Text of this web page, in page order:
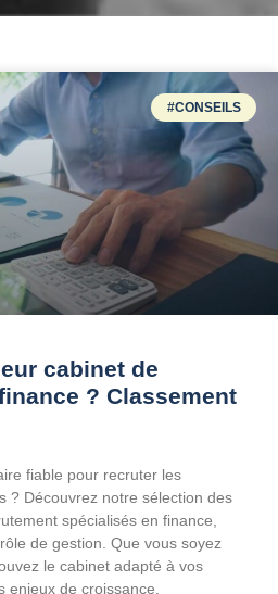
#CONSEILS
cabinet de
? Classement
fiable pour recruter les
? Découvrez notre sélection des
spécialisés en finance,
de gestion. Que vous soyez
le cabinet adapté à vos
enjeux de croissance.